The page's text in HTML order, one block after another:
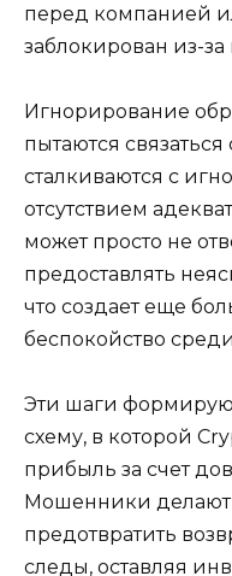
перед компанией
заблокирован из-
Игнорирование
пытаются
сталкиваются с
отсутствием
может просто не
предоставлять
что создает еще
беспокойство
Эти шаги
схему, в которой
прибыль за счет
Мошенники делают
предотвратить
следы, оставляя